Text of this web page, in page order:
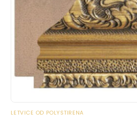
LETVICE OD POLYSTIRENA